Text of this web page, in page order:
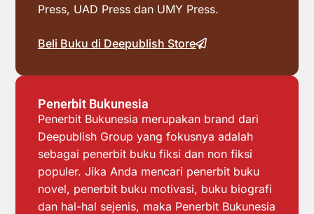
Press, UAD Press dan UMY Press.
Beli Buku di Deepublish Store
Penerbit Bukunesia
Penerbit Bukunesia merupakan brand dari
Deepublish Group yang fokusnya adalah
sebagai penerbit buku fiksi dan non fiksi
populer. Jika Anda mencari penerbit buku
novel, penerbit buku motivasi, buku biografi
dan hal-hal sejenis, maka Penerbit Bukunesia